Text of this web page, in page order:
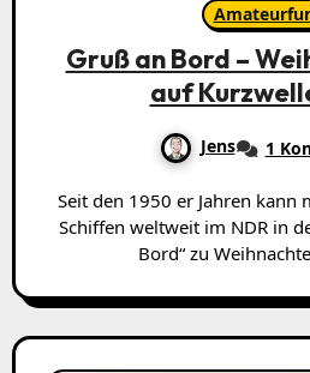
Gruß an Bord –
auf
Jens 1
Seit den 1950 er Jahren kann man Seeleute auf den
Schiffen weltweit im NDR in
Bord“ zu